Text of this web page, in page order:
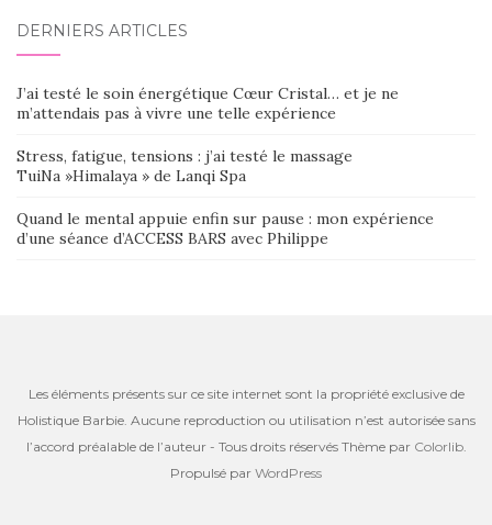
DERNIERS ARTICLES
J’ai testé le soin énergétique Cœur Cristal… et je ne
m’attendais pas à vivre une telle expérience
Stress, fatigue, tensions : j’ai testé le massage
TuiNa »Himalaya » de Lanqi Spa
Quand le mental appuie enfin sur pause : mon expérience
d’une séance d’ACCESS BARS avec Philippe
Les éléments présents sur ce site internet sont la propriété exclusive de
Holistique Barbie. Aucune reproduction ou utilisation n’est autorisée sans
l’accord préalable de l’auteur - Tous droits réservés Thème par Colorlib.
Propulsé par WordPress